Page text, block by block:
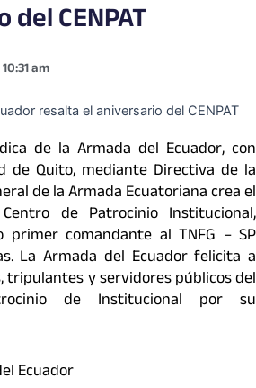
CENPAT
10:31 am
de la Armada del Ecuador, con
de Quito, mediante Directiva de la
de la Armada Ecuatoriana crea el
Centro de Patrocinio Institucional,
primer comandante al TNFG – SP
La Armada del Ecuador felicita a
tripulantes y servidores públicos del
de Institucional por su
Ecuador